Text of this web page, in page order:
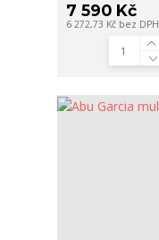
7 590 Kč
6 272,73 Kč bez DPH